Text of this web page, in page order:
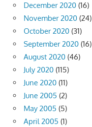
December 2020 (16)
November 2020 (24)
October 2020 (31)
September 2020 (16)
August 2020 (46)
July 2020 (115)
June 2020 (11)
June 2005 (2)
May 2005 (5)
April 2005 (1)